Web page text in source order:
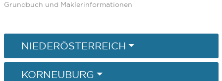
Grundbuch und Maklerinformationen
NIEDERÖSTERREICH
KORNEUBURG